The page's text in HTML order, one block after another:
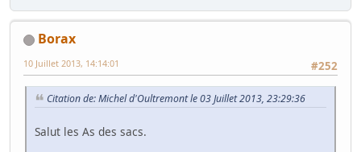
Borax
#252
10 Juillet 2013, 14:14:01
Citation de: Michel d'Oultremont le 03 Juillet 2013, 23:29:36
Salut les As des sacs.